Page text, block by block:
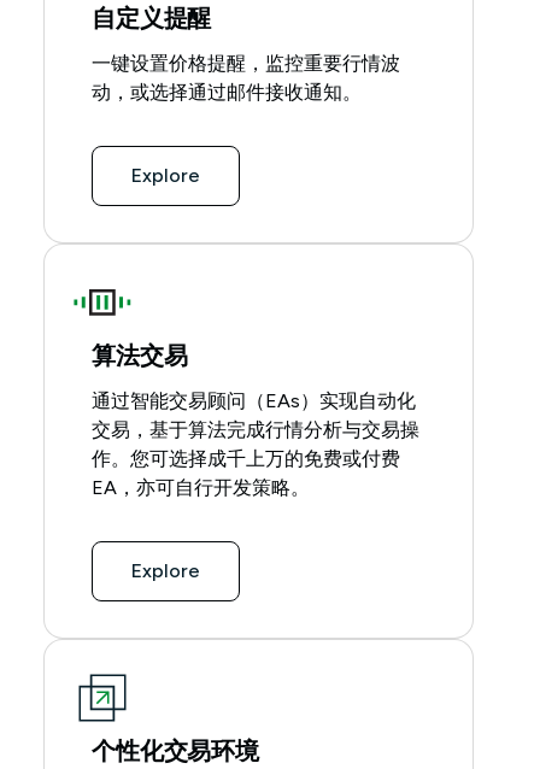
自定义提醒
一键设置价格提醒，监控重要行情波
动，或选择通过邮件接收通知。
Explore
算法交易
通过智能交易顾问（EAs）实现自动化
交易，基于算法完成行情分析与交易操
作。您可选择成千上万的免费或付费
EA，亦可自行开发策略。
Explore
个性化交易环境